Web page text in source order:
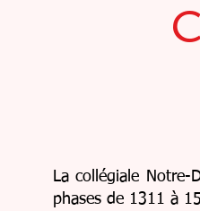
La collégiale
phases de 1311 à